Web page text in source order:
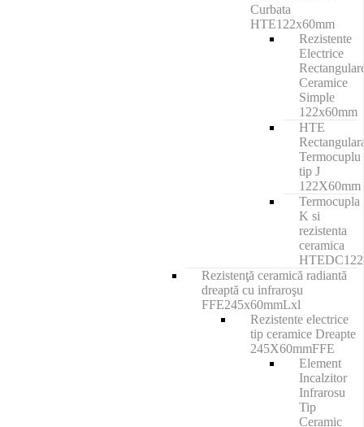
Curbata
HTE122x60mm
Rezistente
Electrice
Ceramice
Simple
122x60mm
HTE
Termocuplu
tip J
122X60mm
Termocupla
K si
rezistenta
ceramica
Rezistenţă ceramică radiantă
dreaptă cu infraroşu
FFE245x60mmLxl
Rezistente electrice
tip ceramice Dreapte
245X60mmFFE
Element
Incalzitor
Infrarosu
Tip
Ceramic